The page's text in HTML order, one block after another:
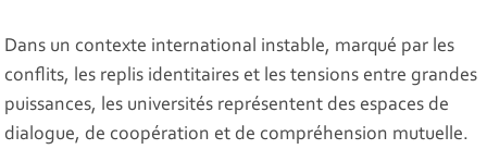
Dans un contexte international instable, marqué par les
conflits, les replis identitaires et les tensions entre grandes
puissances, les universités représentent des espaces de
dialogue, de coopération et de compréhension mutuelle.